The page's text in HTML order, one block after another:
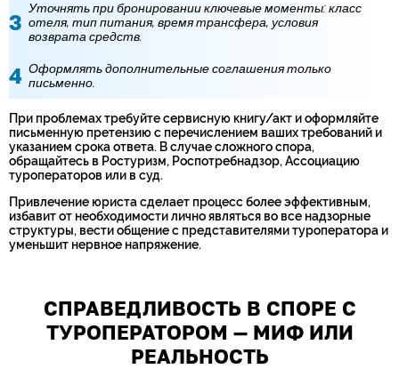
Уточнять при бронировании ключевые моменты: класс
отеля, тип питания, время трансфера, условия
возврата средств.
Оформлять дополнительные соглашения только
письменно.
При проблемах требуйте сервисную книгу/акт и оформляйте
письменную претензию с перечислением ваших требований и
указанием срока ответа. В случае сложного спора,
обращайтесь в Ростуризм, Роспотребнадзор, Ассоциацию
туроператоров или в суд.
Привлечение юриста сделает процесс более эффективным,
избавит от необходимости лично являться во все надзорные
структуры, вести общение с представителями туроператора и
уменьшит нервное напряжение.
СПРАВЕДЛИВОСТЬ В СПОРЕ С
ТУРОПЕРАТОРОМ — МИФ ИЛИ
РЕАЛЬНОСТЬ